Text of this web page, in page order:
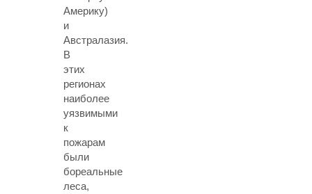
Америку)
и
Австралазия.
В
этих
регионах
наиболее
уязвимыми
к
пожарам
были
бореальные
леса,